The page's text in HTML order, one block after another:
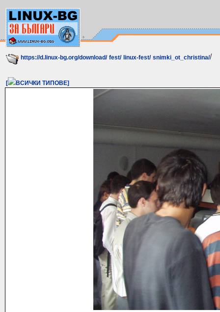
https://d.linux-bg.org/download/ fest/ linux-fest/ snimki_ot_christina//
[ ВСИЧКИ ТИПОВЕ]